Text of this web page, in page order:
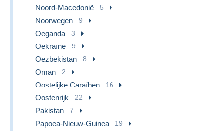
Noord-Macedonië 5
Noorwegen 9
Oeganda 3
Oekraïne 9
Oezbekistan 8
Oman 2
Oostelijke Caraïben 16
Oostenrijk 22
Pakistan 7
Papoea-Nieuw-Guinea 19